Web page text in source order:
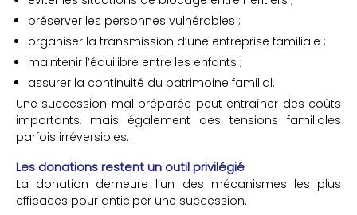
préserver les personnes vulnérables ;
organiser la transmission d’une entreprise familiale ;
maintenir l’équilibre entre les enfants ;
assurer la continuité du patrimoine familial.
Une succession mal préparée peut entraîner des coûts
importants, mais également des tensions familiales
parfois irréversibles.
Les donations restent un outil privilégié
La donation demeure l’un des mécanismes les plus
efficaces pour anticiper une succession.